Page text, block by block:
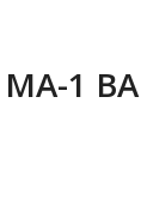
1